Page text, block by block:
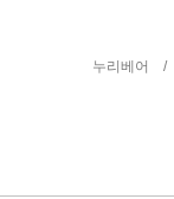
누리베어 /